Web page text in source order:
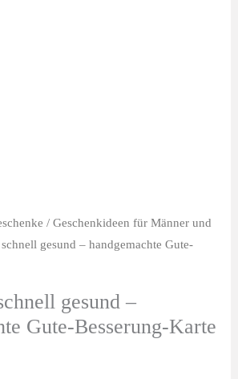
/ Geschenkideen für Männer und
gesund – handgemachte Gute-
gesund –
Gute-Besserung-Karte